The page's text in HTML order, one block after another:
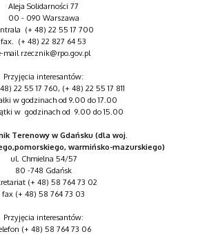
Aleja Solidarności 77
00 - 090 Warszawa
(+ 48) 22 55 17 700
fax. (+ 48) 22 827 64 53
mail rzecznik@rpo.gov.pl
Przyjęcia interesantów:
22 55 17 760, (+ 48) 22 55 17 811
w godzinach od 9.00 do 17.00
w godzinach od 9.00 do 15.00
Terenowy w Gdańsku (dla woj.
warmińsko-mazurskiego)
ul. Chmielna 54/57
80 -748 Gdańsk
(+ 48) 58 764 73 02
fax (+ 48) 58 764 73 03
Przyjęcia interesantów:
(+ 48) 58 764 73 06